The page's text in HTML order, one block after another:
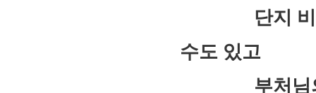
단지 비추기
수도 있고
부처님의 법